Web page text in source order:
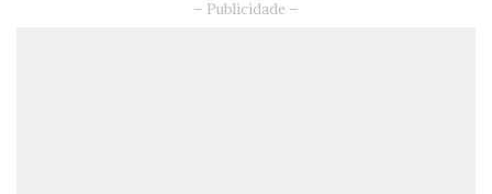
– Publicidade –